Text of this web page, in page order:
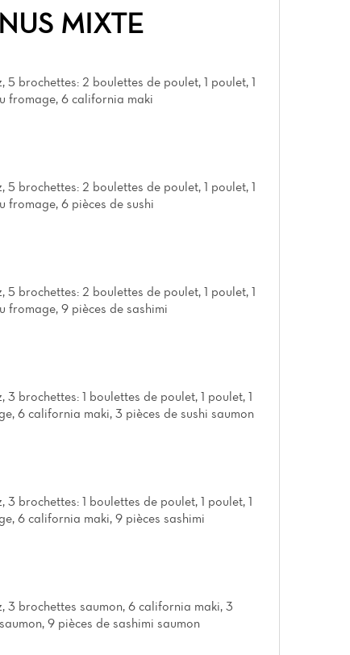
MIXTE
5 brochettes: 2 boulettes de poulet, 1 poulet, 1
fromage, 6 california maki
5 brochettes: 2 boulettes de poulet, 1 poulet, 1
fromage, 6 pièces de sushi
5 brochettes: 2 boulettes de poulet, 1 poulet, 1
fromage, 9 pièces de sashimi
3 brochettes: 1 boulettes de poulet, 1 poulet, 1
6 california maki, 3 pièces de sushi saumon
3 brochettes: 1 boulettes de poulet, 1 poulet, 1
6 california maki, 9 pièces sashimi
3 brochettes saumon, 6 california maki, 3
9 pièces de sashimi saumon